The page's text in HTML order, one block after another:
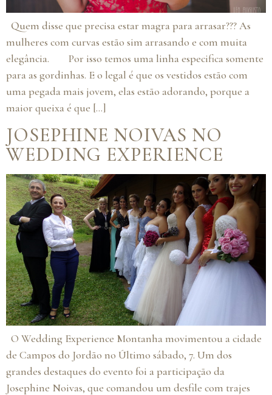
Quem disse que precisa estar magra para arrasar??? As
mulheres com curvas estão sim arrasando e com muita
elegância. Por isso temos uma linha especifica somente
para as gordinhas. E o legal é que os vestidos estão com
uma pegada mais jovem, elas estão adorando, porque a
maior queixa é que […]
JOSEPHINE NOIVAS NO
WEDDING EXPERIENCE
O Wedding Experience Montanha movimentou a cidade
de Campos do Jordão no Último sábado, 7. Um dos
grandes destaques do evento foi a participação da
Josephine Noivas, que comandou um desfile com trajes